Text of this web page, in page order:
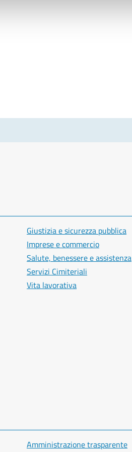
Giustizia e sicurezza pubblica
Imprese e commercio
Salute, benessere e assistenza
Servizi Cimiteriali
Vita lavorativa
Amministrazione trasparente